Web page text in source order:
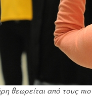
θεωρείται από τους πιο